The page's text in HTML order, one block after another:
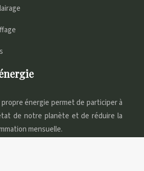
énergie permet de participer à
de notre planète et de réduire la
mensuelle.